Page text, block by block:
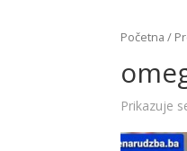
Početna /
Prikazuje